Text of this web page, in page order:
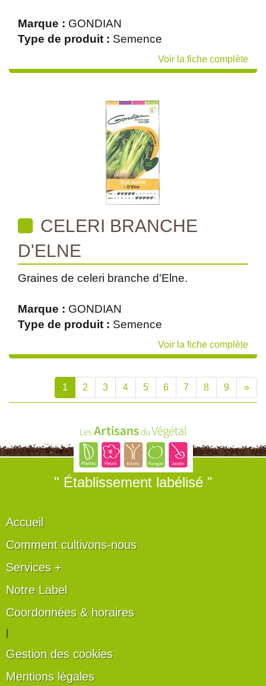
Marque : GONDIAN
Type de produit : Semence
Voir la fiche complète
CELERI BRANCHE
D'ELNE
Graines de celeri branche d'Elne.
Marque : GONDIAN
Type de produit : Semence
Voir la fiche complète
1 2 3 4 5 6 7 8 9 »
" Établissement labélisé "
Accueil
Comment cultivons-nous
Services +
Notre Label
Coordonnées & horaires
Gestion des cookies
Mentions légales